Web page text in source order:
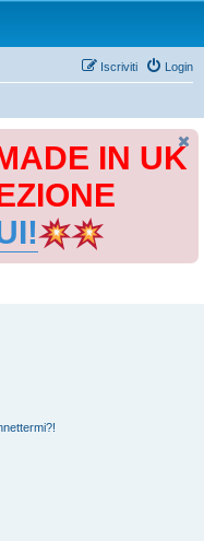
Login
Iscriviti
IN UK